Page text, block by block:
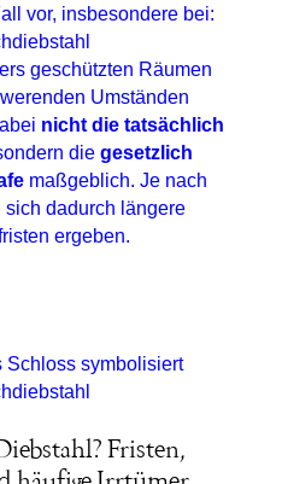
vor, insbesondere bei:
geschützten Räumen
Umständen
nicht die tatsächlich
die gesetzlich
maßgeblich. Je nach
sich dadurch längere
ergeben.
Fristen,